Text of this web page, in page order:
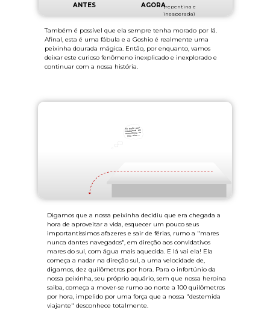
Digamos que a nossa peixinha decidiu que era chegada a
hora de aproveitar a vida, esquecer um pouco seus
importantíssimos afazeres e sair de férias, rumo a "mares
nunca dantes navegados", em direção aos convidativos
mares do sul, com água mais aquecida. E lá vai ela! Ela
começa a nadar na direção sul, a uma velocidade de,
digamos, dez quilômetros por hora. Para o infortúnio da
nossa peixinha, seu próprio aquário, sem que nossa heroína
saiba, começa a mover-se rumo ao norte a 100 quilômetros
por hora, impelido por uma força que a nossa "destemida
viajante" desconhece totalmente.
ANTES AGORA(repentina e
inesperada)
Também é possível que ela sempre tenha morado por lá.
Afinal, esta é uma fábula e a Goshio é realmente uma
peixinha dourada mágica. Então, por enquanto, vamos
deixar este curioso fenômeno inexplicado e inexplorado e
continuar com a nossa história.